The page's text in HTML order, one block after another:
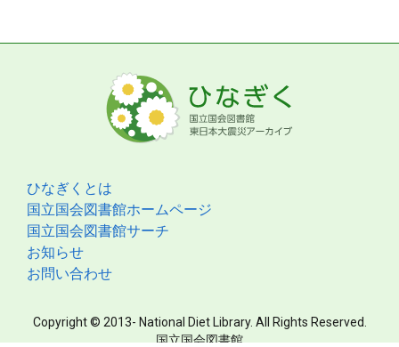
ひなぎくとは
国立国会図書館ホームページ
国立国会図書館サーチ
お知らせ
お問い合わせ
Copyright © 2013- National Diet Library. All Rights Reserved.